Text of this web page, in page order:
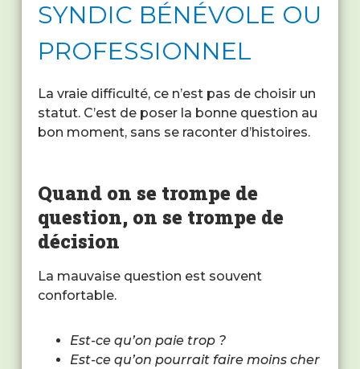
SYNDIC BÉNÉVOLE OU
PROFESSIONNEL
La vraie difficulté, ce n’est pas de choisir un
statut. C’est de poser la bonne question au
bon moment, sans se raconter d’histoires.
Quand on se trompe de
question, on se trompe de
décision
La mauvaise question est souvent
confortable.
Est-ce qu’on paie trop ?
Est-ce qu’on pourrait faire moins cher